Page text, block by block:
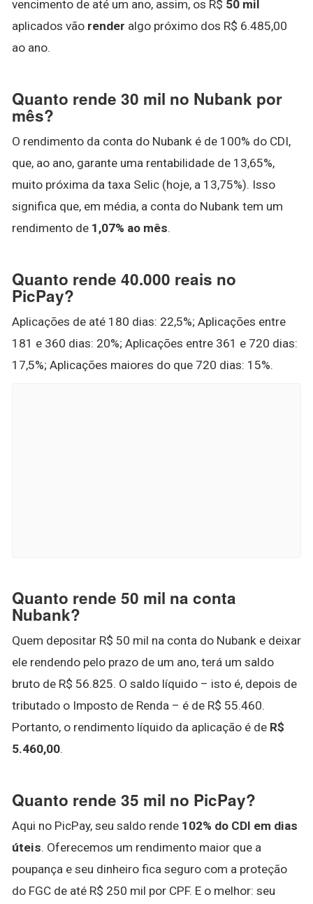
vencimento de até um ano, assim, os R$ 50 mil
aplicados vão render algo próximo dos R$ 6.485,00
ao ano.
Quanto rende 30 mil no Nubank por
mês?
O rendimento da conta do Nubank é de 100% do CDI,
que, ao ano, garante uma rentabilidade de 13,65%,
muito próxima da taxa Selic (hoje, a 13,75%). Isso
significa que, em média, a conta do Nubank tem um
rendimento de 1,07% ao mês.
Quanto rende 40.000 reais no
PicPay?
Aplicações de até 180 dias: 22,5%; Aplicações entre
181 e 360 dias: 20%; Aplicações entre 361 e 720 dias:
17,5%; Aplicações maiores do que 720 dias: 15%.
Quanto rende 50 mil na conta
Nubank?
Quem depositar R$ 50 mil na conta do Nubank e deixar
ele rendendo pelo prazo de um ano, terá um saldo
bruto de R$ 56.825. O saldo líquido – isto é, depois de
tributado o Imposto de Renda – é de R$ 55.460.
Portanto, o rendimento líquido da aplicação é de R$
5.460,00.
Quanto rende 35 mil no PicPay?
Aqui no PicPay, seu saldo rende 102% do CDI em dias
úteis. Oferecemos um rendimento maior que a
poupança e seu dinheiro fica seguro com a proteção
do FGC de até R$ 250 mil por CPF. E o melhor: seu